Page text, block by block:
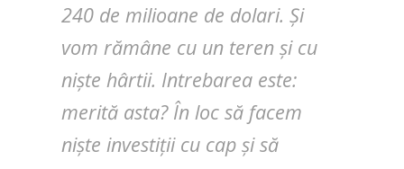
240 de milioane de dolari. Și
vom rămâne cu un teren și cu
niște hârtii. Intrebarea este:
merită asta? În loc să facem
niște investiții cu cap și să